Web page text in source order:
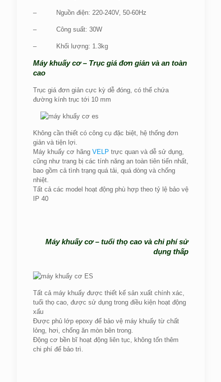
– Nguồn điện: 220-240V, 50-60Hz
– Công suất: 30W
– Khối lượng: 1.3kg
Máy khuấy cơ – Trục giá đơn giản và an toàn
cao
Trục giá đơn giản cực kỳ dễ đóng, có thể chứa
đường kính trục tới 10 mm
Không cần thiết có công cụ đặc biệt, hệ thống đơn
giản và tiện lợi.
Máy khuấy cơ hãng VELP trực quan và dễ sử dụng,
cũng như trang bị các tính năng an toàn tiên tiến nhất,
bao gồm cả tình trạng quá tải, quá dòng và chống
nhiệt.
Tất cả các model hoạt động phù hợp theo tỷ lệ bảo vệ
IP 40
Máy khuấy cơ – tuổi thọ cao và chi phí sử
dụng thấp
Tất cả máy khuấy được thiết kế sản xuất chính xác,
tuổi thọ cao, được sử dụng trong điều kiện hoạt động
xấu
Được phủ lớp epoxy để bảo vệ máy khuấy từ chất
lỏng, hơi, chống ăn mòn bên trong.
Động cơ bền bĩ hoạt động liên tục, không tốn thêm
chi phí để bảo trì.